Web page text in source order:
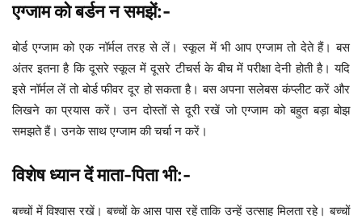
एग्जाम को बर्डन न समझें:-
बोर्ड एग्जाम को एक नॉर्मल तरह से लें। स्कूल में भी आप एग्जाम तो देते हैं। बस
अंतर इतना है कि दूसरे स्कूल में दूसरे टीचर्स के बीच में परीक्षा देनी होती है। यदि
इसे नॉर्मल लें तो बोर्ड फीवर दूर हो सकता है। बस अपना सलेबस कंप्लीट करें और
लिखने का प्रयास करें। उन दोस्तों से दूरी रखें जो एग्जाम को बहुत बड़ा बोझ
समझते हैं। उनके साथ एग्जाम की चर्चा न करें।
विशेष ध्यान दें माता-पिता भी:-
बच्चों में विश्वास रखें। बच्चों के आस पास रहें ताकि उन्हें उत्साह मिलता रहे। बच्चों